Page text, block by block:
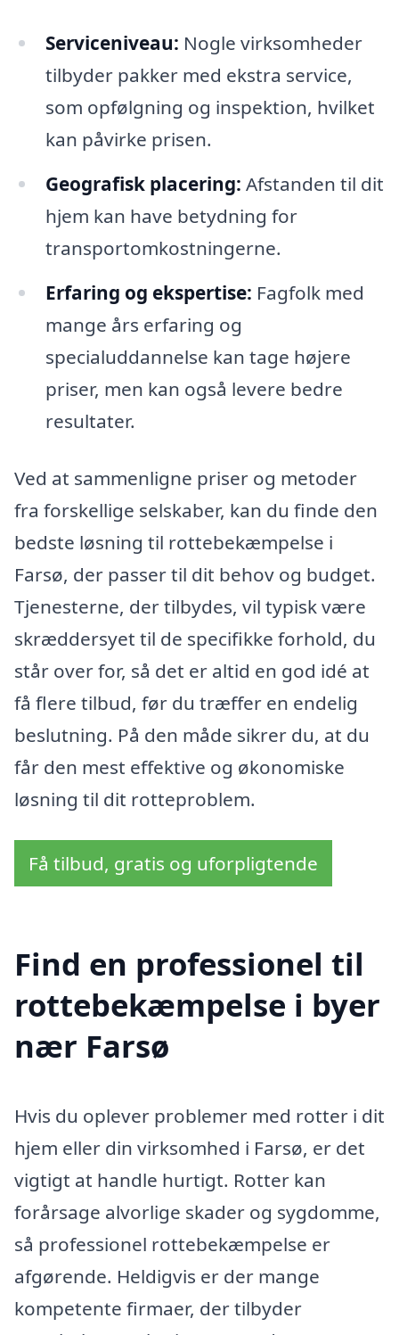
Serviceniveau: Nogle virksomheder
tilbyder pakker med ekstra service,
som opfølgning og inspektion, hvilket
kan påvirke prisen.
Geografisk placering: Afstanden til dit
hjem kan have betydning for
transportomkostningerne.
Erfaring og ekspertise: Fagfolk med
mange års erfaring og
specialuddannelse kan tage højere
priser, men kan også levere bedre
resultater.
Ved at sammenligne priser og metoder
fra forskellige selskaber, kan du finde den
bedste løsning til rottebekæmpelse i
Farsø, der passer til dit behov og budget.
Tjenesterne, der tilbydes, vil typisk være
skræddersyet til de specifikke forhold, du
står over for, så det er altid en god idé at
få flere tilbud, før du træffer en endelig
beslutning. På den måde sikrer du, at du
får den mest effektive og økonomiske
løsning til dit rotteproblem.
Få tilbud, gratis og uforpligtende
Find en professionel til
rottebekæmpelse i byer
nær Farsø
Hvis du oplever problemer med rotter i dit
hjem eller din virksomhed i Farsø, er det
vigtigt at handle hurtigt. Rotter kan
forårsage alvorlige skader og sygdomme,
så professionel rottebekæmpelse er
afgørende. Heldigvis er der mange
kompetente firmaer, der tilbyder